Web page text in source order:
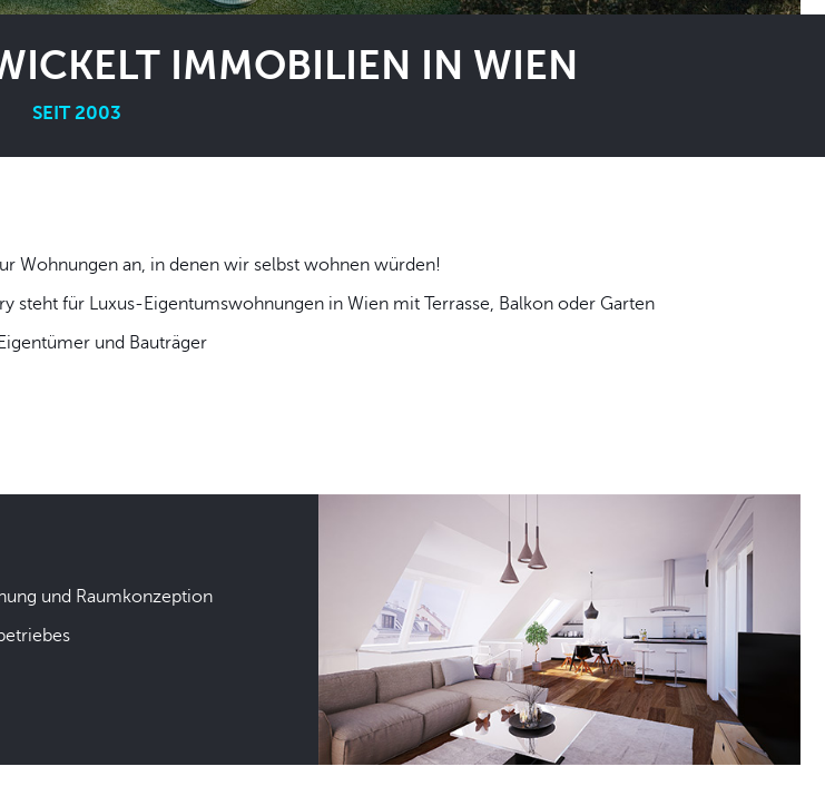
IMMOBILIEN IN WIEN
SEIT 2003
Wohnungen an, in denen wir selbst wohnen würden!
steht für Luxus-Eigentumswohnungen in Wien mit Terrasse, Balkon oder Garten
und Bauträger
und Raumkonzeption